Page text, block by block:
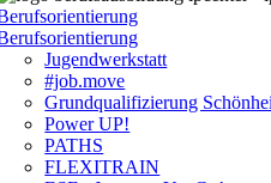
Jugendwerkstatt
#job.move
Grundqualifizierung
Power UP!
PATHS
FLEXITRAIN